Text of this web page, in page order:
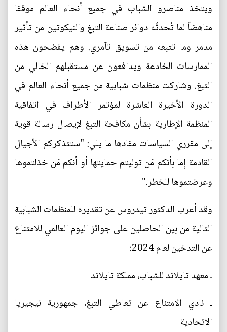
ويتخذ مناصرو الشباب في جميع أنحاء العالم موقفا
مناهضاً لما تُحدثُه دوائر صناعة التبغ والنيكوتين من تأثير
مدمر وما تتبعه من تسويق تآمري. وهم يفضحون هذه
الممارسات الخادعة ويدافعون عن مستقبلهم الخالي من
التبغ. وشاركت منظمات شبابية من جميع أنحاء العالم في
الدورة الأخيرة العاشرة لمؤتمر الأطراف في اتفاقية
المنظمة الإطارية بشأن مكافحة التبغ لإيصال رسالة قوية
إلى مقرري السياسات مفادها ما يلي: "ستتذكركم الأجيال
القادمة إما بأنكم مَن توليتم حمايتها أو أنكم مَن خذلتموها
وعرضتموها للخطر."
وقد أعرب الدكتور تيدروس عن تقديره للمنظمات الشبابية
التالية من بين الحاصلين على جوائز اليوم العالمي للامتناع
عن التدخين لعام 2024:
ـ معهد تايلاند للشباب، مملكة تايلاند
ـ نادي الامتناع عن تعاطي التبغ، جمهورية نيجيريا
الاتحادية